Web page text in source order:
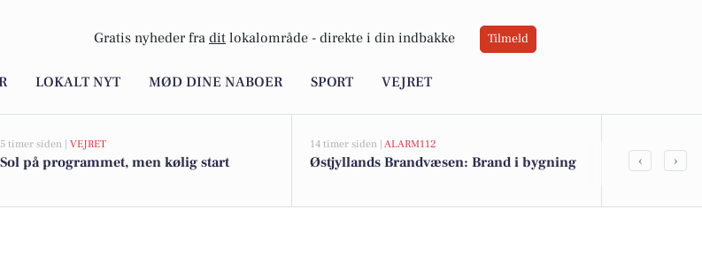
Gratis nyheder fra dit lokalområde - direkte i din indbakke Tilmeld
LOKALT NYT MØD DINE NABOER SPORT VEJRET
5 timer siden | VEJRET
Sol på programmet, men kølig start
14 timer siden | ALARM112
Østjyllands Brandvæsen: Brand i bygning
Indbrud i
‹ ›